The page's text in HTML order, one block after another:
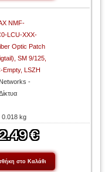
NMF-
LCU-XXX-
Optic Patch
SM 9/125,
Empty, LSZH
-
0.018 kg